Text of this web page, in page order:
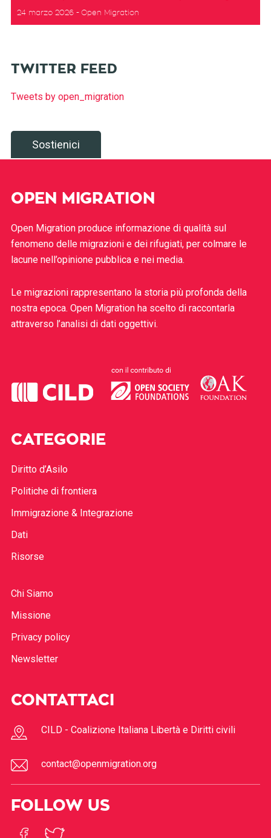
24 marzo 2026 Open Migration
TWITTER FEED
Tweets by open_migration
Sostienici
OPEN MIGRATION
Open Migration produce informazione di qualità sul
fenomeno delle migrazioni e dei rifugiati, per colmare le
lacune nell’opinione pubblica e nei media.
Le migrazioni rappresentano la storia più profonda della
nostra epoca. Open Migration ha scelto di raccontarla
attraverso l’analisi di dati oggettivi.
CATEGORIE
Diritto d’Asilo
Politiche di frontiera
Immigrazione & Integrazione
Dati
Risorse
Chi Siamo
Missione
Privacy policy
Newsletter
CONTATTACI
CILD - Coalizione Italiana Libertà e Diritti civili
contact@openmigration.org
FOLLOW US